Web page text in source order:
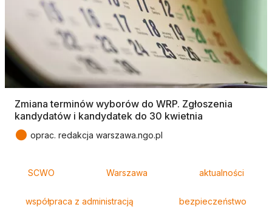
Zmiana terminów wyborów do WRP. Zgłoszenia
kandydatów i kandydatek do 30 kwietnia
● oprac. redakcja warszawa.ngo.pl
SCWO Warszawa aktualności
współpraca z administracją bezpieczeństwo